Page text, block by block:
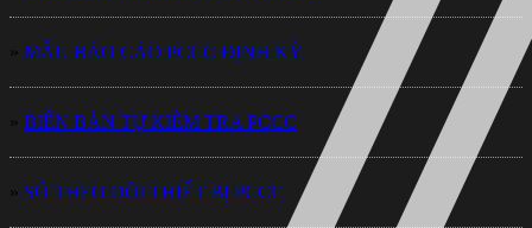
» MẪU BÁO CÁO PCCC ĐỊNH KỲ
» BIÊN BẢN TỰ KIỂM TRA PCCC
» SỔ THEO DÕI THIẾT BỊ PCCC